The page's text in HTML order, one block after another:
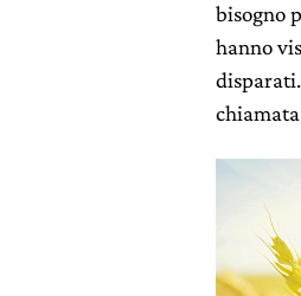
bisogno
hanno
chiamata